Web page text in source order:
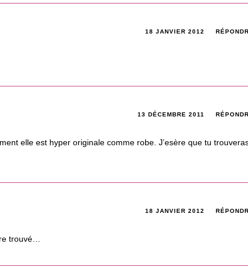
18 JANVIER 2012
13 DÉCEMBRE 2011
elle est hyper originale comme robe. J’esère que tu
18 JANVIER 2012
trouvé…